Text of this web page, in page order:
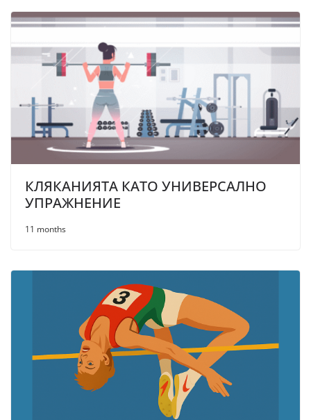
КЛЯКАНИЯТА КАТО УНИВЕРСАЛНО
УПРАЖНЕНИЕ
11 months